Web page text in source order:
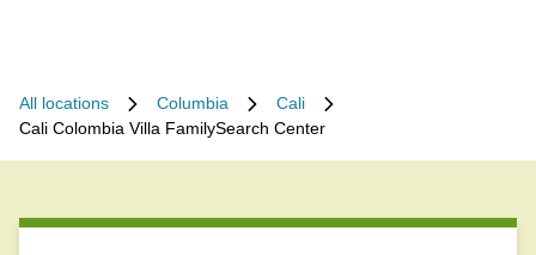
All locations Columbia
Cali
Cali Colombia Villa FamilySearch Center